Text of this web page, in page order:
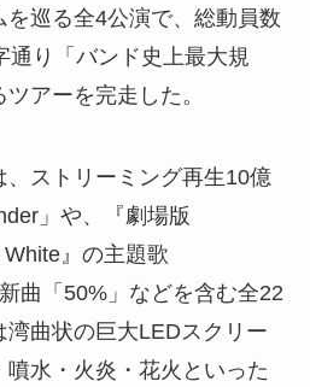
巡る全4公演で、総動員数
通り「バンド史上最大規
アーを完走した。
、ストリーミング再生10億
」や、『劇場版
』の主題歌
曲「50%」などを含む全22
曲状の巨大LEDスクリー
水・火炎・花火といった